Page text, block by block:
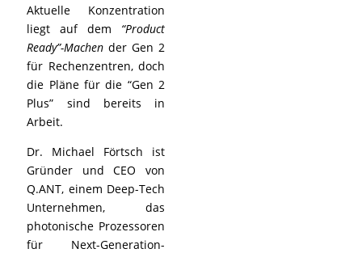
Aktuelle Konzentration
liegt auf dem “Product
Ready”-Machen der Gen 2
für Rechenzentren, doch
die Pläne für die “Gen 2
Plus” sind bereits in
Arbeit.
Dr. Michael Förtsch ist
Gründer und CEO von
Q.ANT, einem Deep-Tech
Unternehmen, das
photonische Prozessoren
für Next-Generation-